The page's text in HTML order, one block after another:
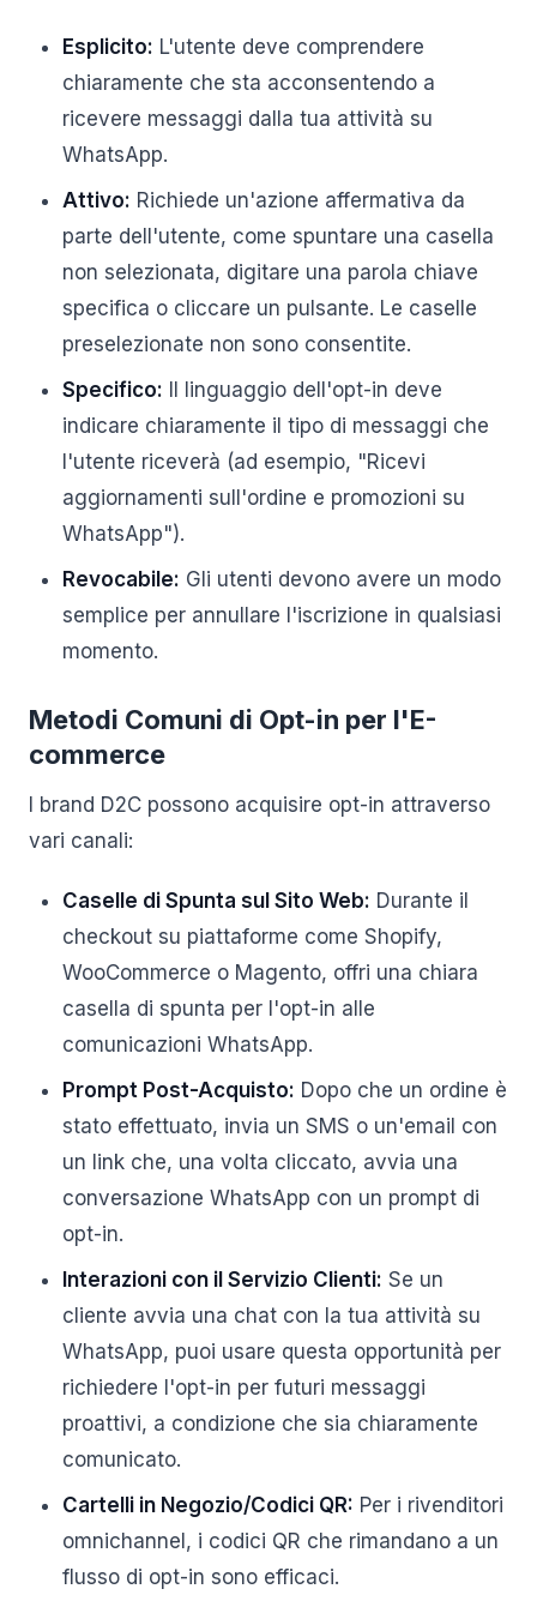
Esplicito: L'utente deve comprendere
chiaramente che sta acconsentendo a
ricevere messaggi dalla tua attività su
WhatsApp.
Attivo: Richiede un'azione affermativa da
parte dell'utente, come spuntare una casella
non selezionata, digitare una parola chiave
specifica o cliccare un pulsante. Le caselle
preselezionate non sono consentite.
Specifico: Il linguaggio dell'opt-in deve
indicare chiaramente il tipo di messaggi che
l'utente riceverà (ad esempio, "Ricevi
aggiornamenti sull'ordine e promozioni su
WhatsApp").
Revocabile: Gli utenti devono avere un modo
semplice per annullare l'iscrizione in qualsiasi
momento.
Metodi Comuni di Opt-in per l'E-
commerce
I brand D2C possono acquisire opt-in attraverso
vari canali:
Caselle di Spunta sul Sito Web: Durante il
checkout su piattaforme come Shopify,
WooCommerce o Magento, offri una chiara
casella di spunta per l'opt-in alle
comunicazioni WhatsApp.
Prompt Post-Acquisto: Dopo che un ordine è
stato effettuato, invia un SMS o un'email con
un link che, una volta cliccato, avvia una
conversazione WhatsApp con un prompt di
opt-in.
Interazioni con il Servizio Clienti: Se un
cliente avvia una chat con la tua attività su
WhatsApp, puoi usare questa opportunità per
richiedere l'opt-in per futuri messaggi
proattivi, a condizione che sia chiaramente
comunicato.
Cartelli in Negozio/Codici QR: Per i rivenditori
omnichannel, i codici QR che rimandano a un
flusso di opt-in sono efficaci.